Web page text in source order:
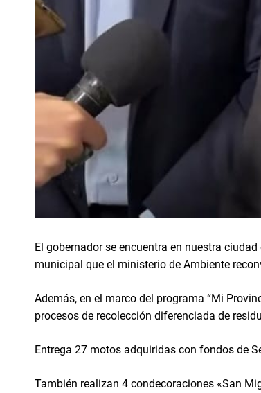
El gobernador se encuentra en nuestra
municipal que el ministerio de Ambiente
Además, en el marco del programa “Mi
procesos de recolección diferenciada de
Entrega 27 motos adquiridas con fondos de
También realizan 4 condecoraciones «San